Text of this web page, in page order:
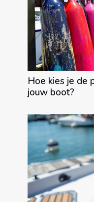
Hoe kies je de
jouw boot?